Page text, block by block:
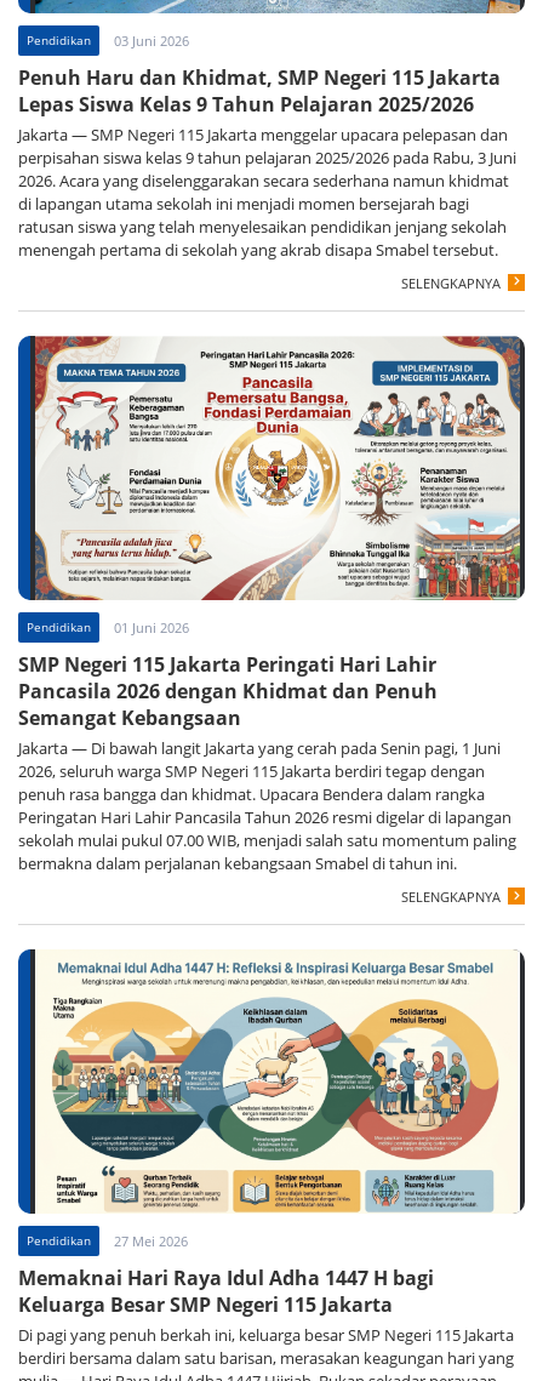
Pendidikan 03 Juni 2026
Penuh Haru dan Khidmat, SMP Negeri 115 Jakarta
Lepas Siswa Kelas 9 Tahun Pelajaran 2025/2026
Jakarta — SMP Negeri 115 Jakarta menggelar upacara pelepasan dan
perpisahan siswa kelas 9 tahun pelajaran 2025/2026 pada Rabu, 3 Juni
2026. Acara yang diselenggarakan secara sederhana namun khidmat
di lapangan utama sekolah ini menjadi momen bersejarah bagi
ratusan siswa yang telah menyelesaikan pendidikan jenjang sekolah
menengah pertama di sekolah yang akrab disapa Smabel tersebut.
SELENGKAPNYA
Pendidikan 01 Juni 2026
SMP Negeri 115 Jakarta Peringati Hari Lahir
Pancasila 2026 dengan Khidmat dan Penuh
Semangat Kebangsaan
Jakarta — Di bawah langit Jakarta yang cerah pada Senin pagi, 1 Juni
2026, seluruh warga SMP Negeri 115 Jakarta berdiri tegap dengan
penuh rasa bangga dan khidmat. Upacara Bendera dalam rangka
Peringatan Hari Lahir Pancasila Tahun 2026 resmi digelar di lapangan
sekolah mulai pukul 07.00 WIB, menjadi salah satu momentum paling
bermakna dalam perjalanan kebangsaan Smabel di tahun ini.
SELENGKAPNYA
Pendidikan 27 Mei 2026
Memaknai Hari Raya Idul Adha 1447 H bagi
Keluarga Besar SMP Negeri 115 Jakarta
Di pagi yang penuh berkah ini, keluarga besar SMP Negeri 115 Jakarta
berdiri bersama dalam satu barisan, merasakan keagungan hari yang